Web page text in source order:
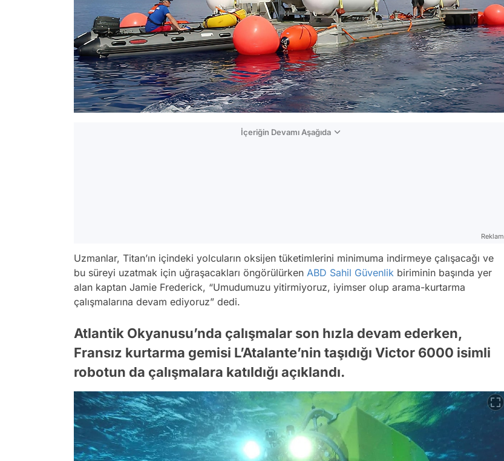
İçeriğin Devamı Aşağıda
Reklam
Uzmanlar, Titan’ın içindeki yolcuların oksijen tüketimlerini minimuma indirmeye çalışacağı ve
bu süreyi uzatmak için uğraşacakları öngörülürken ABD Sahil Güvenlik biriminin başında yer
alan kaptan Jamie Frederick, “Umudumuzu yitirmiyoruz, iyimser olup arama-kurtarma
çalışmalarına devam ediyoruz” dedi.
Atlantik Okyanusu’nda çalışmalar son hızla devam ederken,
Fransız kurtarma gemisi L’Atalante’nin taşıdığı Victor 6000 isimli
robotun da çalışmalara katıldığı açıklandı.